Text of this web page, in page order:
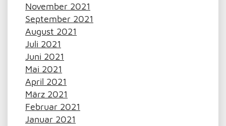
November 2021
September 2021
August 2021
Juli 2021
Juni 2021
Mai 2021
April 2021
März 2021
Februar 2021
Januar 2021